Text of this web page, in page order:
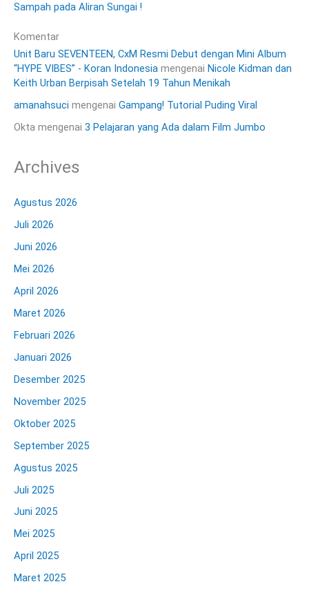
Sampah pada Aliran Sungai !
Komentar
Unit Baru SEVENTEEN, CxM Resmi Debut dengan Mini Album
“HYPE VIBES” - Koran Indonesia mengenai Nicole Kidman dan
Keith Urban Berpisah Setelah 19 Tahun Menikah
amanahsuci mengenai Gampang! Tutorial Puding Viral
Okta mengenai 3 Pelajaran yang Ada dalam Film Jumbo
Archives
Agustus 2026
Juli 2026
Juni 2026
Mei 2026
April 2026
Maret 2026
Februari 2026
Januari 2026
Desember 2025
November 2025
Oktober 2025
September 2025
Agustus 2025
Juli 2025
Juni 2025
Mei 2025
April 2025
Maret 2025